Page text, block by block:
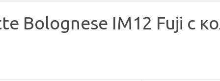
Bolognese IM12 Fuji с